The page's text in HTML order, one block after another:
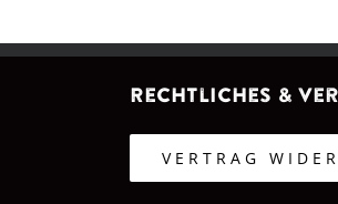
Rechtliches &
VERTRAG